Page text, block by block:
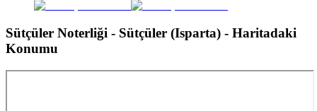
Sütçüler Noterliği - Sütçüler (Isparta) - Haritadaki
Konumu